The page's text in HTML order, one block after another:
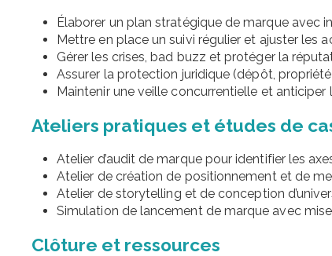
Élaborer un plan stratégique de marque avec
Mettre en place un suivi régulier et ajuster les
Gérer les crises, bad buzz et protéger la
Assurer la protection juridique (dépôt,
Maintenir une veille concurrentielle et anticiper
Ateliers pratiques et études de
Atelier d’audit de marque pour identifier les
Atelier de création de positionnement et de
Atelier de storytelling et de conception
Simulation de lancement de marque avec
Clôture et ressources